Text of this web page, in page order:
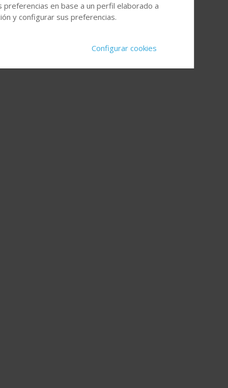
en base a un perfil elaborado a
y configurar sus preferencias.
Configurar cookies